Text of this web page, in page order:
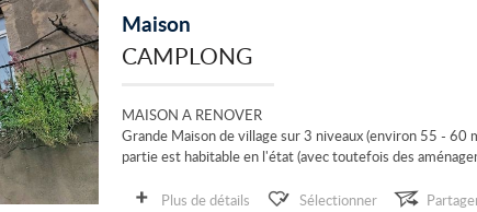
Maison
CAMPLONG
MAISON A RENOVER
Grande Maison de village sur 3 niveaux (environ 55 - 60
partie est habitable en l'état (avec toutefois des
Plus de détails Sélectionner